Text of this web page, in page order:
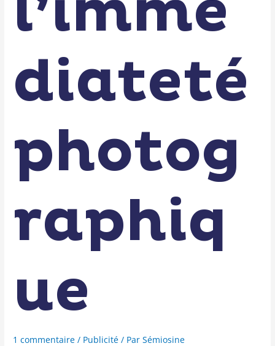
diateté
photog
raphiq
ue
1 commentaire / Publicité / ParSémiosine